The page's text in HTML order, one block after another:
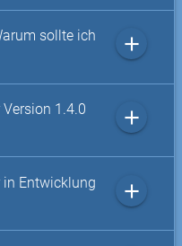
sollte ich
add
1.4.0
add
in Entwicklung
add